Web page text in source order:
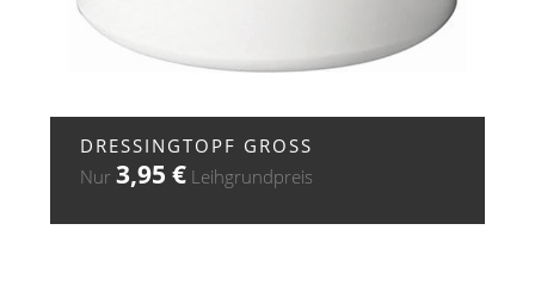
DRESSINGTOPF GROSS
Nur3,95€ Leihgrundpreis